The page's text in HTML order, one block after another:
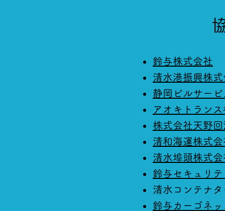
鈴与株式会社
清水港振興株
静岡ビルサー
アオキトラン
株式会社天野
清和海運株式会
清水埠頭株式会
鈴与セキュリ
清水コンテナ
鈴与カーゴネ